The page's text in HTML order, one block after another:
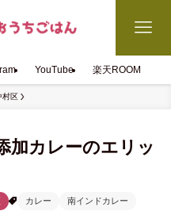
YouTube 楽天ROOM
村区
加カレーのエリッ
カレー 南インドカレー